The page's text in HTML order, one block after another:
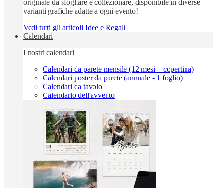
originale da sfogliare e collezionare, disponibile in diverse
varianti grafiche adatte a ogni evento!
Vedi tutti gli articoli Idee e Regali
Calendari
I nostri calendari
Calendari da parete mensile (12 mesi + copertina)
Calendari poster da parete (annuale - 1 foglio)
Calendari da tavolo
Calendario dell'avvento